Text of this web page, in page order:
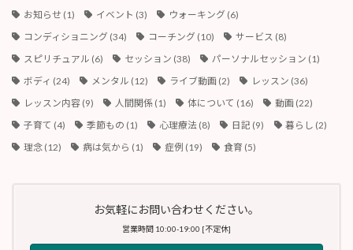
お知らせ (1) イベント (3) ウォーキング (6)
コンディショニング (34) コーチング (10) サービス (8)
スピリチュアル (6) セッション (38) パーソナルセッション (1)
ボディ (24) メンタル (12) ライブ動画 (2) レッスン (36)
レッスン内容(9) 人間関係(1) 体について (16) 動画 (22)
子育て (4) 季節もの (1) 心理療法 (8) 日記 (9) 暮らし (2)
理念(12) 病は気から (1) 症例 (19) 食育 (5)
お気軽にお問い合わせください。
営業時間 10:00-19:00 [不定休]